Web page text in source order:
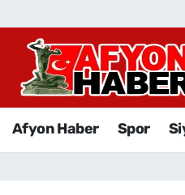
Afyon Haber Spor
Afyon Haber